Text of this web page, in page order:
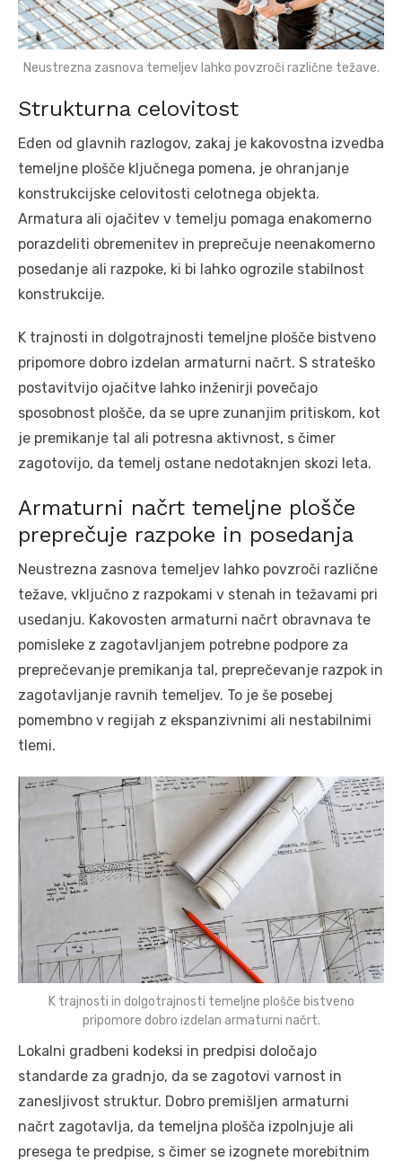
Neustrezna zasnova temeljev lahko povzroči različne težave.
Strukturna celovitost
Eden od glavnih razlogov, zakaj je kakovostna izvedba
temeljne plošče ključnega pomena, je ohranjanje
konstrukcijske celovitosti celotnega objekta.
Armatura ali ojačitev v temelju pomaga enakomerno
porazdeliti obremenitev in preprečuje neenakomerno
posedanje ali razpoke, ki bi lahko ogrozile stabilnost
konstrukcije.
K trajnosti in dolgotrajnosti temeljne plošče bistveno
pripomore dobro izdelan armaturni načrt. S strateško
postavitvijo ojačitve lahko inženirji povečajo
sposobnost plošče, da se upre zunanjim pritiskom, kot
je premikanje tal ali potresna aktivnost, s čimer
zagotovijo, da temelj ostane nedotaknjen skozi leta.
Armaturni načrt temeljne plošče
preprečuje razpoke in posedanja
Neustrezna zasnova temeljev lahko povzroči različne
težave, vključno z razpokami v stenah in težavami pri
usedanju. Kakovosten armaturni načrt obravnava te
pomisleke z zagotavljanjem potrebne podpore za
preprečevanje premikanja tal, preprečevanje razpok in
zagotavljanje ravnih temeljev. To je še posebej
pomembno v regijah z ekspanzivnimi ali nestabilnimi
tlemi.
K trajnosti in dolgotrajnosti temeljne plošče bistveno
pripomore dobro izdelan armaturni načrt.
Lokalni gradbeni kodeksi in predpisi določajo
standarde za gradnjo, da se zagotovi varnost in
zanesljivost struktur. Dobro premišljen armaturni
načrt zagotavlja, da temeljna plošča izpolnjuje ali
presega te predpise, s čimer se izognete morebitnim